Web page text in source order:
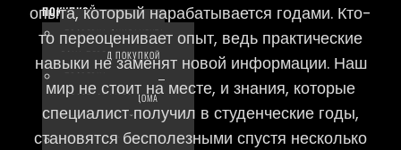
ПОКУПКОЙ
ПРОВЕРКА ФУНДАМЕНТА
ДОМА ПЕРЕД ПОКУПКОЙ
ПРОВЕРКА
НЕДОСТРОЕННОГО ДОМА
ПЕРЕД ПОКУПКОЙ
ПРОВЕРКА ДОМА ПЕРЕД
опыта, который нарабатывается годами. Кто-
то переоценивает опыт, ведь практические
навыки не заменят новой информации. Наш
мир не стоит на месте, и знания, которые
специалист получил в студенческие годы,
становятся бесполезными спустя несколько